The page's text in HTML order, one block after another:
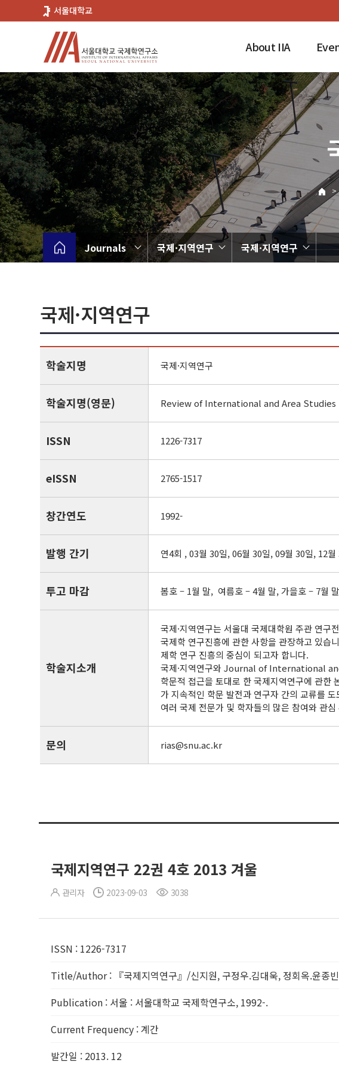
로
뉴
서울대학교
About IIA
>
Journals 국제·지역연구 국제·지역연구
국제·지역연구
학술지명 국제·지역연구
학술지명(영문) Review of International and Area Studies
ISSN 1226-7317
eISSN 2765-1517
창간연도 1992-
발행 간기 연4회 , 03월 30일, 06월 30일, 09월 30일, 12월
투고 마감 봄호 – 1월 말, 여름호 – 4월 말, 가을호 – 7월
학술지소개
국제·지역연구는 서울대 국제대학원 주관 연
국제학 연구진흥에 관한 사항을 관장하고 있습
제학 연구 진흥의 중심이 되고자 합니다.
국제·지역연구와 Journal of International
학문적 접근을 토대로 한 국제지역연구에 관한
가 지속적인 학문 발전과 연구자 간의 교류를 도
여러 국제 전문가 및 학자들의 많은 참여와 관심
문의 rias@snu.ac.kr
국제지역연구 22권 4호 2013 겨울
관리자 2023-09-03 3038
ISSN : 1226-7317
Title/Author: 『국제지역연구』/신지원, 구정우.김대욱, 정회옥.윤종
Publication : 서울 : 서울대학교 국제학연구소, 1992-.
Current Frequency :계간
발간일 : 2013. 12